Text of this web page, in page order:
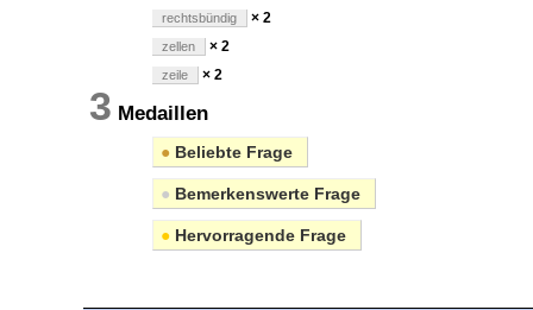
rechtsbündig × 2
zellen × 2
zeile × 2
3 Medaillen
● Beliebte Frage
● Bemerkenswerte Frage
● Hervorragende Frage